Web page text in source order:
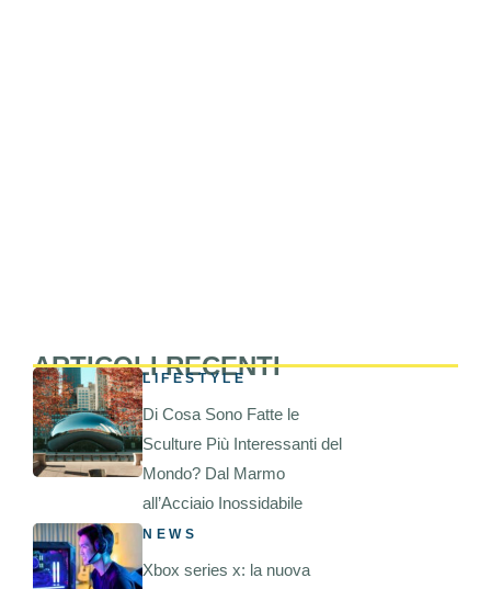
ARTICOLI RECENTI
LIFESTYLE
Di Cosa Sono Fatte le
Sculture Più Interessanti del
Mondo? Dal Marmo
all’Acciaio Inossidabile
NEWS
Xbox series x: la nuova